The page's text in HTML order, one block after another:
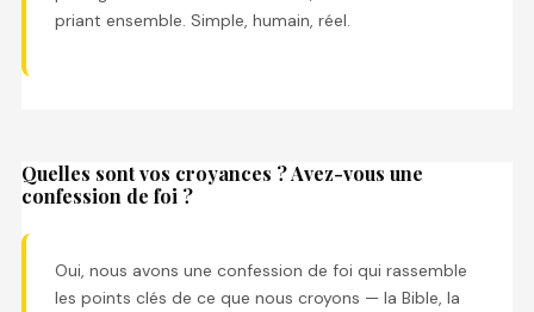
priant ensemble. Simple, humain, réel.
Quelles sont vos croyances ? Avez-vous une
confession de foi ?
Oui, nous avons une confession de foi qui rassemble
les points clés de ce que nous croyons — la Bible, la